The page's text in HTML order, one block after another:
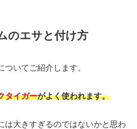
のエサと付け方
ついてご紹介します。
タイガーがよく使われます。
は大きすぎるのではないかと思わ